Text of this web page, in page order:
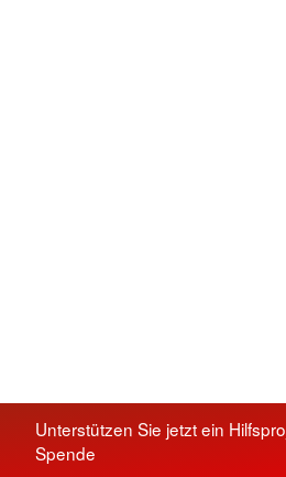
Unterstützen Sie jetzt ein
Spende